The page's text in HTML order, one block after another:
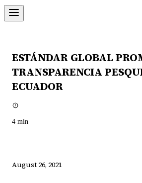
ESTÁNDAR GLOBAL
TRANSPARENCIA
ECUADOR
4 min
August 26, 2021